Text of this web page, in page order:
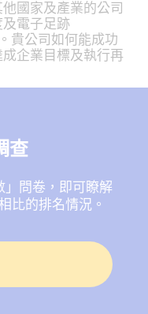
國家及產業的公司
電子足跡
貴公司如何能成功
企業目標及執行再
查
」問卷，即可瞭解
比的排名情況。